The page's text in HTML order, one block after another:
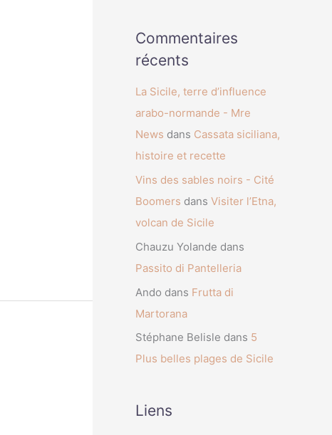
Commentaires
récents
La Sicile, terre d’influence
arabo-normande - Mre
News dans Cassata siciliana,
histoire et recette
Vins des sables noirs - Cité
Boomers dans Visiter l’Etna,
volcan de Sicile
Chauzu Yolande dans
Passito di Pantelleria
Ando dans Frutta di
Martorana
Stéphane Belisle dans 5
Plus belles plages de Sicile
Liens